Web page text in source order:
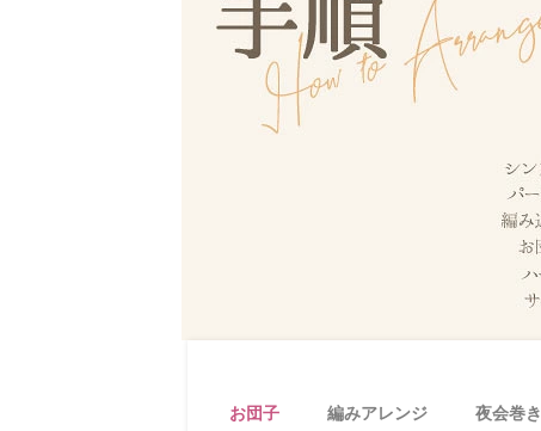
お団子 編みアレンジ 夜会巻き